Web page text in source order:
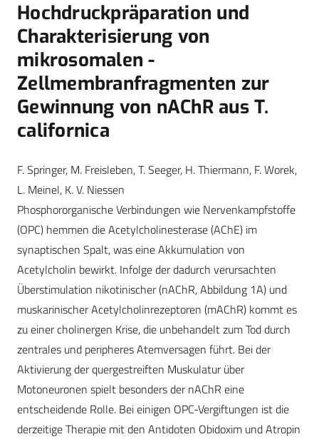
Hochdruckpräparation und
Charakterisierung von
mikrosomalen ­
Zellmembranfragmenten zur
Gewinnung von nAChR aus T.
californica
F. Springer, M. Freisleben, T. Seeger, H. Thiermann, F. Worek,
L. Meinel, K. V. Niessen
Phosphororganische Verbindungen wie Nervenkampfstoffe
(OPC) hemmen die Acetylcholinesterase (AChE) im
synaptischen Spalt, was eine Akkumulation von
Acetylcholin bewirkt. Infolge der dadurch verursachten
Überstimulation nikotinischer (nAChR, Abbildung 1A) und
muskarinischer Acetylcholinrezeptoren (mAChR) kommt es
zu einer cholinergen Krise, die unbehandelt zum Tod durch
zentrales und peripheres Atemversagen führt. Bei der
Aktivierung der quergestreiften Muskulatur über
Motoneuronen spielt besonders der nAChR eine
entscheidende Rolle. Bei einigen OPC-Vergiftungen ist die
derzeitige Therapie mit den Antidoten Obidoxim und Atropin